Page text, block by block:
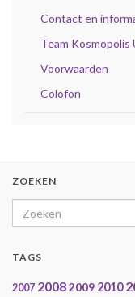
Contact en
Team
Voorwaarden
Colofon
ZOEKEN
Search for:
TAGS
2007 20082009 2010